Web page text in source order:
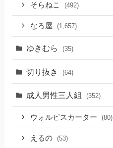
そらねこ (492)
なろ屋 (1,657)
ゆきむら (35)
切り抜き (64)
成人男性三人組 (352)
ウォルピスカーター (80)
えるの (53)